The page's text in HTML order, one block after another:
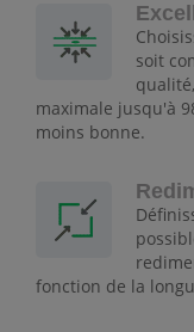
soit
maximale jusqu'à
moins bonne.
fonction de la